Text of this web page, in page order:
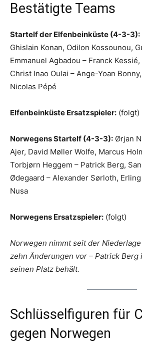
Bestätigte Teams
Startelf der Elfenbeinküste (4-3-3):
Ghislain Konan, Odilon Kossounou,
Emmanuel Agbadou – Franck
Christ Inao Oulai – Ange-Yoan
Nicolas Pépé
Elfenbeinküste Ersatzspieler: (folgt)
Norwegens Startelf (4-3-3): Ørjan
Ajer, David Møller Wolfe, Marcus
Torbjørn Heggem – Patrick Berg,
Ødegaard – Alexander Sørloth,
Nusa
Norwegens Ersatzspieler: (folgt)
Norwegen nimmt seit der
zehn Änderungen vor – Patrick Berg
seinen Platz behält.
Schlüsselfiguren für
gegen Norwegen